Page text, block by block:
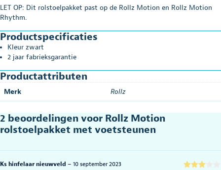
LET OP: Dit rolstoelpakket past op de Rollz Motion en Rollz Motion
Rhythm.
Productspecificaties
Kleur zwart
2 jaar fabrieksgarantie
Productattributen
Merk Rollz
2 beoordelingen voor Rollz Motion
rolstoelpakket met voetsteunen
Ks hinfelaar nieuwveld – 10 september 2023